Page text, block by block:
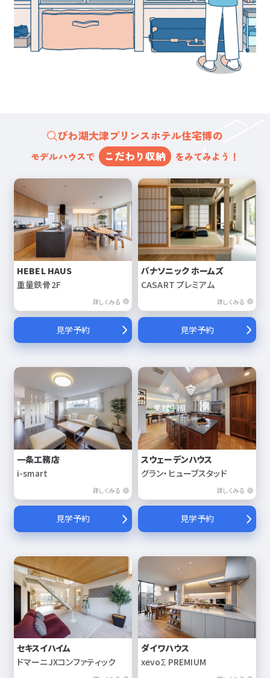
びわ湖大津プリンスホテル住宅博の
モデルハウスで こだわり収納 をみてみよう！
HEBEL HAUS
重量鉄骨2F
詳しくみる
見学予約
パナソニック ホームズ
CASART プレミアム
詳しくみる
見学予約
一条工務店
i-smart
詳しくみる
見学予約
スウェーデンハウス
グラン・ヒューブスタッド
詳しくみる
見学予約
セキスイハイム
ドマーニJXコンファティック
ダイワハウス
xevoΣ PREMIUM